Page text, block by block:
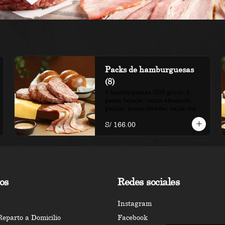
Packs de hamburguesas
(8)
*Nuestros precios están expresados
en soles e incluyen impuestos de ley
S/ 166.00
a Domicilio
Redes sociales
Instagram
Facebook